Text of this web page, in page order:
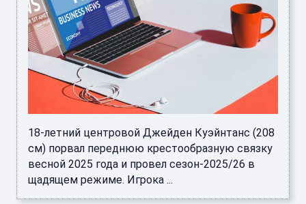
18-летний центровой Джейден Куэйнтанс (208
см) порвал переднюю крестообразную связку
весной 2025 года и провел сезон-2025/26 в
щадящем режиме. Игрока ...